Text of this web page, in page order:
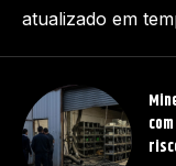
atualizado em